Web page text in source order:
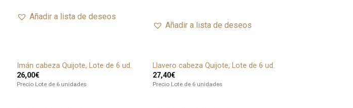
Añadir a lista de deseos
Añadir a lista de deseos
Añadir
Imán cabeza Quijote, Lote de 6 ud.
26,00€
Precio Lote de 6 unidades
Añadir
Llavero cabeza Quijote, Lote de 6 ud.
27,40€
Precio Lote de 6 unidades